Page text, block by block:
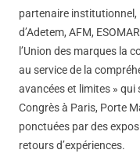
partenaire institutionnel,
d’Adetem, AFM,
l’Union des marques la
au service de la
avancées et limites » qui
Congrès à Paris, Porte
ponctuées par des
retours d’expériences.